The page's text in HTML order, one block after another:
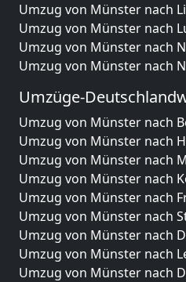
Umzug von Münster nach
Umzug von Münster nach
Umzug von Münster nach
Umzug von Münster nach
Umzüge-
Umzug von Münster nach
Umzug von Münster nach
Umzug von Münster nach
Umzug von Münster nach
Umzug von Münster nach
Umzug von Münster nach
Umzug von Münster nach
Umzug von Münster nach
Umzug von Münster nach